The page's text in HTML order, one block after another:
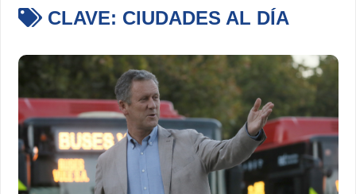
CLAVE: CIUDADES AL DÍA